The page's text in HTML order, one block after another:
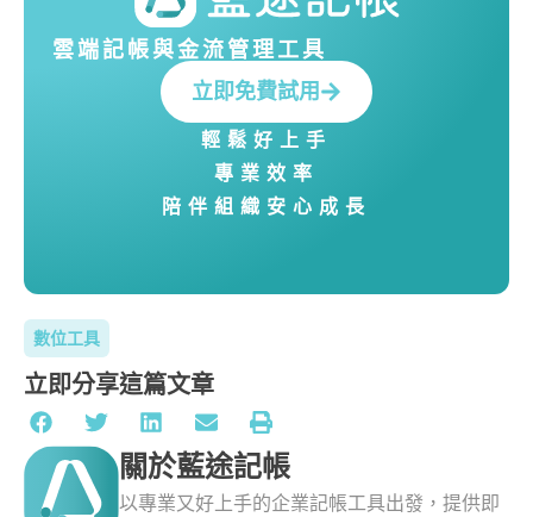
雲端記帳與金流管理工具
立即免費試用
輕鬆好上手
專業效率
陪伴組織安心成長
數位工具
立即分享這篇文章
關於藍途記帳
以專業又好上手的企業記帳工具出發，提供即